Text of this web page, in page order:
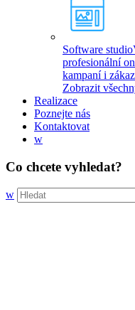
Software studio
profesionální
kampaní i
Zobrazit
Realizace
Poznejte nás
Kontaktovat
w
Co chcete vyhledat?
w